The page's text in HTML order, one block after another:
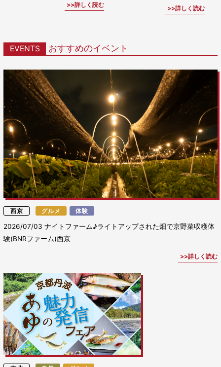
詳しく読む 詳しく読む
EVENTS おすすめのイベント
西京 グルメ 体験
2026/07/03ナイトファーム♪ライトアップされた畑で京野菜収穫体
験(BNRファーム)西京
詳しく読む